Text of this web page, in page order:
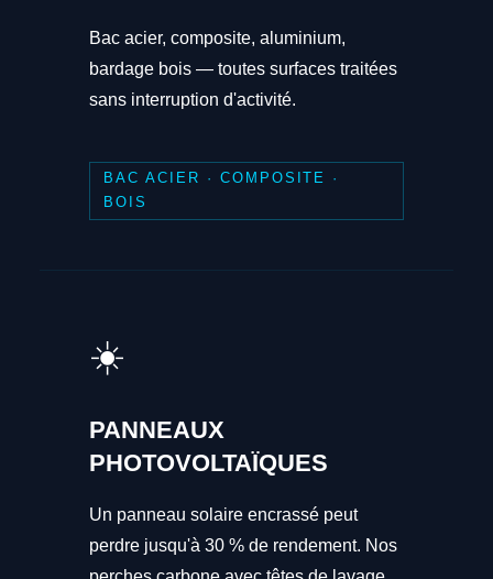
Bac acier, composite, aluminium,
bardage bois — toutes surfaces traitées
sans interruption d'activité.
BAC ACIER · COMPOSITE ·
BOIS
☀️
PANNEAUX
PHOTOVOLTAÏQUES
Un panneau solaire encrassé peut
perdre jusqu'à 30 % de rendement. Nos